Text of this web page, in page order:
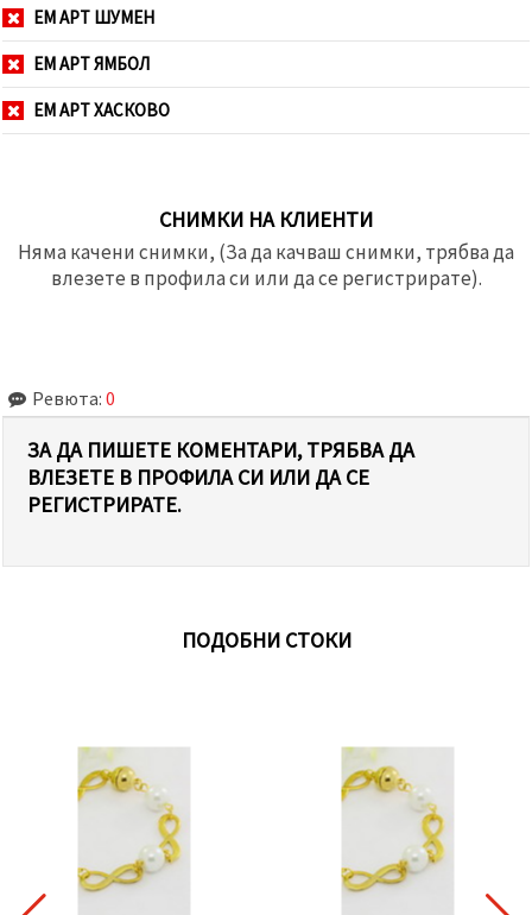
ЕМ АРТ ШУМЕН
ЕМ АРТ ЯМБОЛ
ЕМ АРТ ХАСКОВО
СНИМКИ НА КЛИЕНТИ
Няма качени снимки, (За да качваш снимки, трябва да
влезете в профила си или да се регистрирате).
Ревюта: 0
ЗА ДА ПИШЕТЕ КОМЕНТАРИ, ТРЯБВА ДА
ВЛЕЗЕТЕ В ПРОФИЛА СИ ИЛИ ДА СЕ
РЕГИСТРИРАТЕ.
ПОДОБНИ СТОКИ